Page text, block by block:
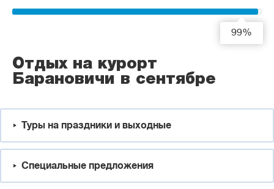
99%
Отдых на курорт
Барановичи в сентябре
Туры на праздники и выходные
Специальные предложения